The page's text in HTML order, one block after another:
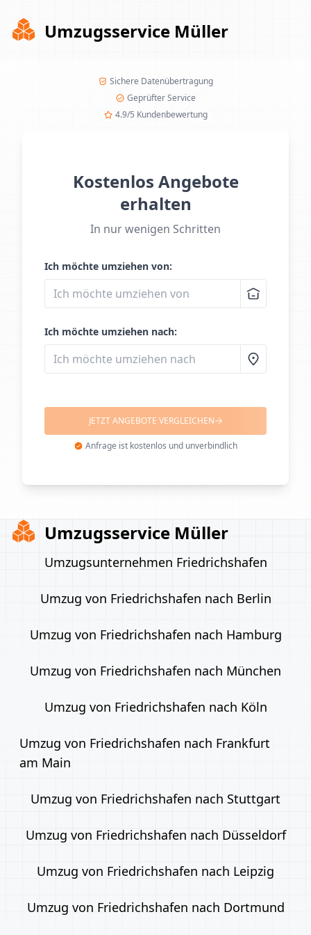
Umzugsservice Müller
Sichere Datenübertragung
Geprüfter Service
4.9/5 Kundenbewertung
Kostenlos Angebote
erhalten
In nur wenigen Schritten
Ich möchte umziehen von:
Ich möchte umziehen nach:
JETZT ANGEBOTE VERGLEICHEN
Anfrage ist kostenlos und unverbindlich
Umzugsservice Müller
Umzugsunternehmen Friedrichshafen
Umzug von Friedrichshafen nach Berlin
Umzug von Friedrichshafen nach Hamburg
Umzug von Friedrichshafen nach München
Umzug von Friedrichshafen nach Köln
Umzug von Friedrichshafen nach Frankfurt
am Main
Umzug von Friedrichshafen nach Stuttgart
Umzug von Friedrichshafen nach Düsseldorf
Umzug von Friedrichshafen nach Leipzig
Umzug von Friedrichshafen nach Dortmund